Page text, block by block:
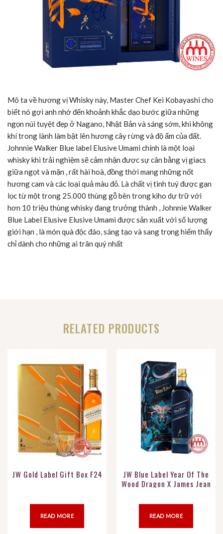
Mô ta về hương vị Whisky này, Master Chef Kei Kobayashi cho
biết nó gợi anh nhớ đến khoảnh khắc dạo bước giữa những
ngọn núi tuyệt đẹp ở Nagano, Nhật Bản và sáng sớm, khi không
khí trong lành làm bật lên hương cây rừng và độ ẩm của đất.
Johnnie Walker Blue label Elusive Umami chính là một loại
whisky khi trải nghiệm sẽ cảm nhận được sự cân bằng vị giacs
giữa ngọt và mặn , rất hài hoà, đồng thời mang những nốt
hương cam và các loại quả màu đỏ. Là chất vị tinh tuý được gạn
lọc từ một trong 25.000 thùng gỗ bên trong kiho dự trữ với
hơn 10 triệu thùng whisky đang trưởng thành , Johnnie Walker
Blue Label Elusive Elusive Umami được sản xuất với số lượng
giới hạn , là món quà độc đáo, sáng tạo và sang trọng hiếm thấy
chỉ dành cho những ai trân quý nhất
RELATED PRODUCTS
JW Gold Label Gift Box F24
READ MORE
JW Blue Label Year Of The
Wood Dragon X James Jean
READ MORE